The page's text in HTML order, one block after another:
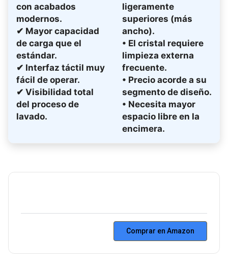
con acabados
modernos.
✔ Mayor capacidad
de carga que el
estándar.
✔ Interfaz táctil muy
fácil de operar.
✔ Visibilidad total
del proceso de
lavado.
ligeramente
superiores (más
ancho).
• El cristal requiere
limpieza externa
frecuente.
• Precio acorde a su
segmento de diseño.
• Necesita mayor
espacio libre en la
encimera.
Comprar en Amazon